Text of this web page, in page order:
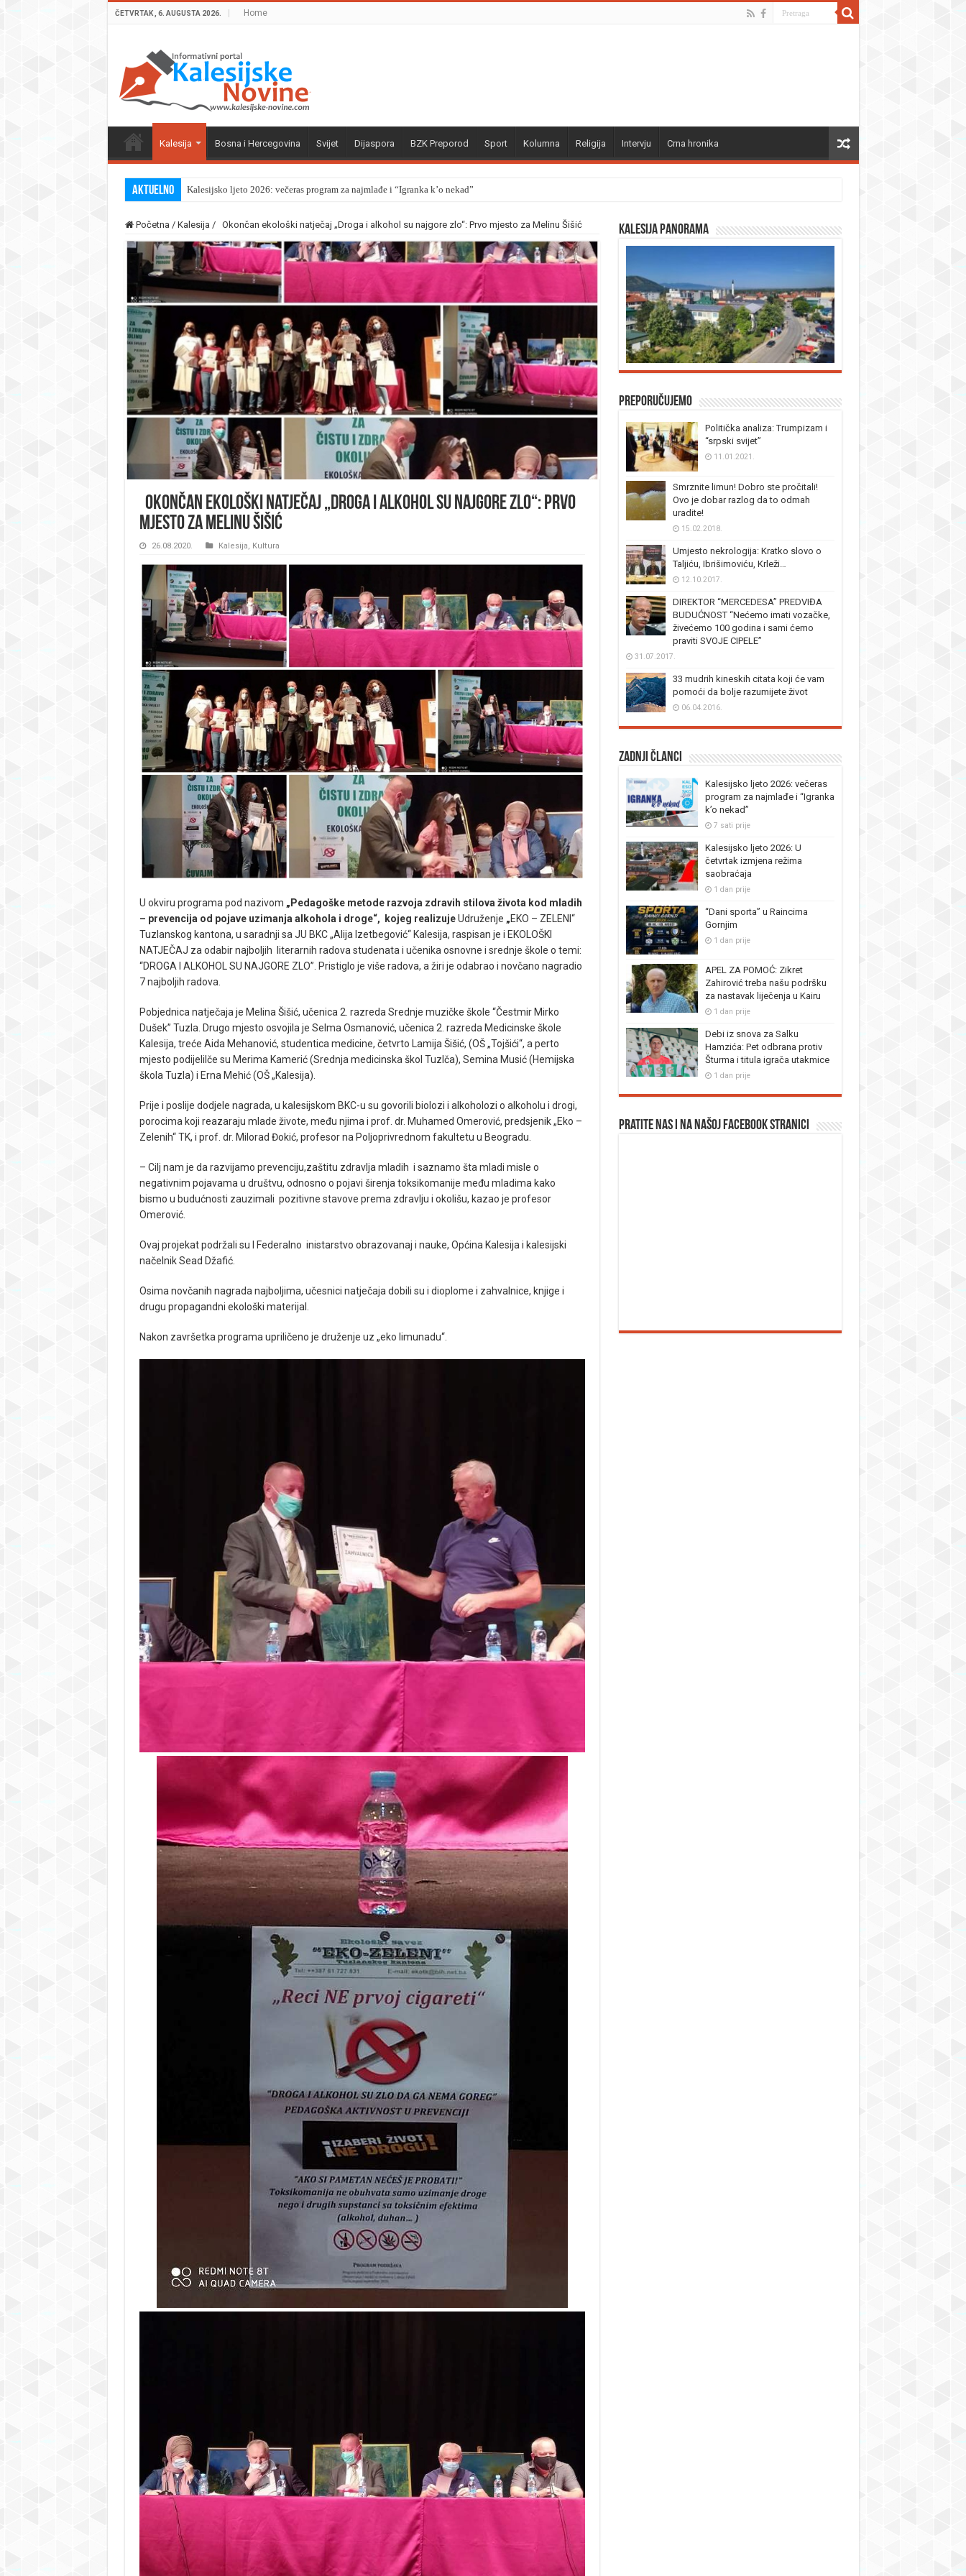
ČETVRTAK , 6. AUGUSTA 2026. Home
Kalesija Bosna i Hercegovina Svijet Dijaspora BZK Preporod Sport Kolumna Religija Intervju Crna hronika
Aktuelno Kalesijsko ljeto 2026: večeras program za najmlađe i “Igranka k’o nekad”
Početna / Kalesija / Okončan ekološki natječaj „Droga i alkohol su najgore zlo“: Prvo mjesto za Melinu Šišić
Okončan ekološki natječaj „Droga i alkohol su najgore zlo“: Prvo
mjesto za Melinu Šišić
26.08.2020. Kalesija, Kultura
U okviru programa pod nazivom „Pedagoške metode razvoja zdravih stilova života kod mladih
– prevencija od pojave uzimanja alkohola i droge“, kojeg realizujeUdruženje „EKO – ZELENI“
Tuzlanskog kantona, u saradnji sa JU BKC „Alija Izetbegović“ Kalesija, raspisan je i EKOLOŠKI
NATJEČAJ za odabir najboljih literarnih radova studenata i učenika osnovne i srednje škole o temi:
“DROGA I ALKOHOL SU NAJGORE ZLO”. Pristiglo je više radova, a žiri je odabrao i novčano nagradio
7 najboljih radova.
Pobjednica natječaja je Melina Šišić, učenica 2. razreda Srednje muzičke škole “Čestmir Mirko
Dušek” Tuzla. Drugo mjesto osvojila je Selma Osmanović, učenica 2. razreda Medicinske škole
Kalesija, treće Aida Mehanović, studentica medicine, četvrto Lamija Šišić, (OŠ „Tojšići“, a perto
mjesto podijelilče su Merima Kamerić (Srednja medicinska škol Tuzlča), Semina Musić (Hemijska
škola Tuzla) i Erna Mehić (OŠ „Kalesija).
Prije i poslije dodjele nagrada, u kalesijskom BKC-u su govorili biolozi i alkoholozi o alkoholu i drogi,
porocima koji reazaraju mlade živote, među njima i prof. dr. Muhamed Omerović, predsjenik „Eko –
Zelenih“ TK, i prof. dr. Milorad Đokić, profesor na Poljoprivrednom fakultetu u Beogradu.
– Cilj nam je da razvijamo prevenciju,zaštitu zdravlja mladih i saznamo šta mladi misle o
negativnim pojavama u društvu, odnosno o pojavi širenja toksikomanije među mladima kako
bismo u budućnosti zauzimali pozitivne stavove prema zdravlju i okolišu, kazao je profesor
Omerović.
Ovaj projekat podržali su I Federalno inistarstvo obrazovanaj i nauke, Općina Kalesija i kalesijski
načelnik Sead Džafić.
Osima novčanih nagrada najboljima, učesnici natječaja dobili su i dioplome i zahvalnice, knjige i
drugu propagandni ekološki materijal.
Nakon završetka programa upriličeno je druženje uz „eko limunadu“.
Kalesija panorama
Preporučujemo
Politička analiza: Trumpizam i
“srpski svijet”
11.01.2021.
Smrznite limun! Dobro ste pročitali!
Ovo je dobar razlog da to odmah
uradite!
15.02.2018.
Umjesto nekrologija: Kratko slovo o
Taljiću, Ibrišimoviću, Krleži…
12.10.2017.
DIREKTOR “MERCEDESA” PREDVIĐA
BUDUĆNOST “Nećemo imati vozačke,
živećemo 100 godina i sami ćemo
praviti SVOJE CIPELE”
31.07.2017.
33 mudrih kineskih citata koji će vam
pomoći da bolje razumijete život
06.04.2016.
Zadnji članci
Kalesijsko ljeto 2026: večeras
program za najmlađe i “Igranka
k’o nekad”
7 sati prije
Kalesijsko ljeto 2026: U
četvrtak izmjena režima
saobraćaja
1 dan prije
“Dani sporta” u Raincima
Gornjim
1 dan prije
APEL ZA POMOĆ: Zikret
Zahirović treba našu podršku
za nastavak liječenja u Kairu
1 dan prije
Debi iz snova za Salku
Hamzića: Pet odbrana protiv
Šturma i titula igrača utakmice
1 dan prije
Pratite nas i na našoj facebook stranici